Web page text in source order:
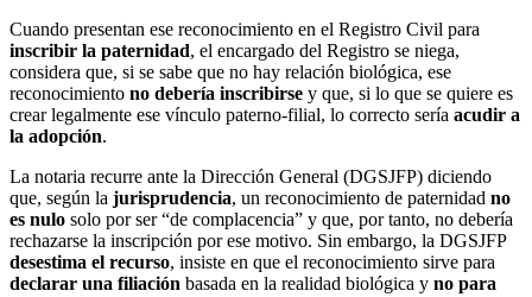
Cuando presentan ese reconocimiento en el Registro Civil para
inscribir la paternidad, el encargado del Registro se niega,
considera que, si se sabe que no hay relación biológica, ese
reconocimiento no debería inscribirse y que, si lo que se quiere es
crear legalmente ese vínculo paterno-filial, lo correcto sería acudir a
la adopción.
La notaria recurre ante la Dirección General (DGSJFP) diciendo
que, según la jurisprudencia, un reconocimiento de paternidad no
es nulo solo por ser “de complacencia” y que, por tanto, no debería
rechazarse la inscripción por ese motivo. Sin embargo, la DGSJFP
desestima el recurso, insiste en que el reconocimiento sirve para
declarar una filiación basada en la realidad biológica y no para